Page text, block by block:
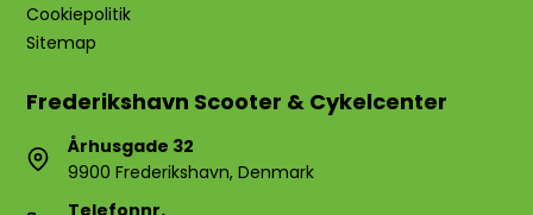
Cookiepolitik
Sitemap
Frederikshavn Scooter & Cykelcenter
Århusgade 32
9900 Frederikshavn, Denmark
Telefonnr.